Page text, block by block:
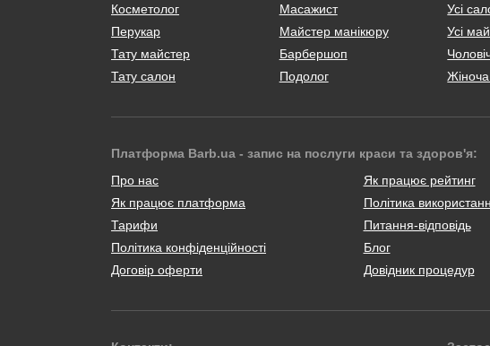
Косметолог
Масажист
Перукар
Майстер манікюру
Тату майстер
Барбершоп
Тату салон
Подолог
Усі
Усі
Платформа Barb.ua - запис на послуги краси та здоров'я:
Про нас
Як працює платформа
Тарифи
Політика конфіденційності
Договір оферти
Як працює рейтинг
Політика
Питання-відповідь
Блог
Довідник процедур